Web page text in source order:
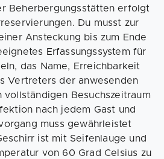
Beherbergungsstätten erfolgt
Du musst zur
Ansteckung bis zum Ende
Erfassungssystem für
das Name, Erreichbarkeit
Vertreters der anwesenden
vollständigen Besuchszeitraum
nach jedem Gast und
muss gewährleistet
ist mit Seifenlauge und
von 60 Grad Celsius zu